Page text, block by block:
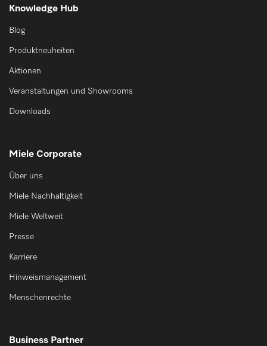
Merkzettel
Knowledge Hub
Blog
Produktneuheiten
Aktionen
Veranstaltungen und Showrooms
Downloads
Miele Corporate
Über uns
Miele Nachhaltigkeit
Miele Weltweit
Presse
Karriere
Hinweismanagement
Menschenrechte
Business Partner